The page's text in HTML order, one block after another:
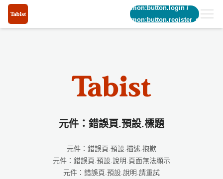
common:button.login/
common:button.register_short
元件：錯誤頁.預設.標題
元件：錯誤頁.預設.描述.抱歉
元件：錯誤頁.預設.說明.頁面無法顯示
元件：錯誤頁.預設.說明.請重試